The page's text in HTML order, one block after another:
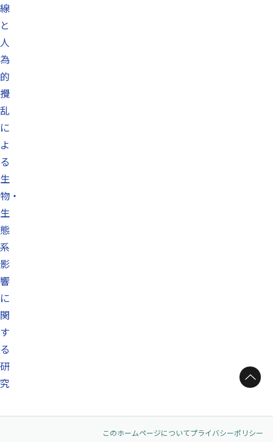
線
と
人
為
的
攪
乱
に
よ
る
生
物・
生
態
系
影
響
に
関
す
る
研
究
ページトップへ
このホームページについてプライバシーポリシー